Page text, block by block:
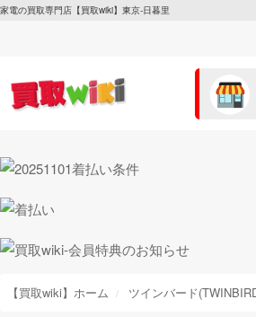
家電の買取専門店【買取wiki】東京-日暮里
【買取wiki】ホーム ツインバード